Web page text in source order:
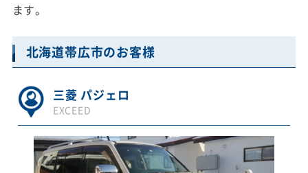
ます。
北海道帯広市のお客様
三菱 パジェロ
EXCEED